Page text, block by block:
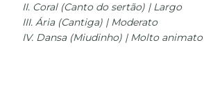
II. Coral (Canto do sertão) | Largo
III. Ária (Cantiga) | Moderato
IV. Dansa (Miudinho) | Molto animato